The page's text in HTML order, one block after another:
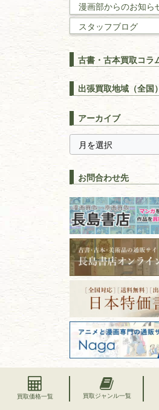
買取価格一覧 買取ジャンル一覧
数学書・物理学書
建築書
漢方・鍼灸・東洋
易学・占い
スピリチュアル・
全集・
趣味・教養
書道
拓本・法帖・碑帖
篆刻・印譜
書道具
美術書・アート
デザイン本
カメラ・撮影術
版画・リトグラ
シルクスクリーン
刀剣・ 鎧・ 甲冑
漫画部からのお知ら
スタッフブログ
古書・古本買取コラ
【出張買取】古本の
りOK！効率的に売る
長島書店の便利な買
ス
【持ち込み買取】店
に古本を売るメリッ
古本を高く売る方法
上手な売り方のコツ
古本の保管方法と劣
因！適切な管理で長
るコツ
古本は汚れていると
ない？適切な保管方
ーニング！
ISBNコードとは？書
番号の意味と役割を
価値ある古書を売る
と注意点
出張買取地域（全国）
千葉県
神
静岡県
栃木県
山梨県
長野県
石川県
福島県
青森県
宮城県
山形県
三重県
京都府
大
兵庫県
和歌山県
島根県
アーカイブ
お問合わせ先
古本買取専門店 長島
フリーダイヤル：0120-
電話：03-3512-8115
FAX：03-3512-8116
古物商許可：東京都公
301028901712号
古物商名称：有限会社
長島書店の出張買